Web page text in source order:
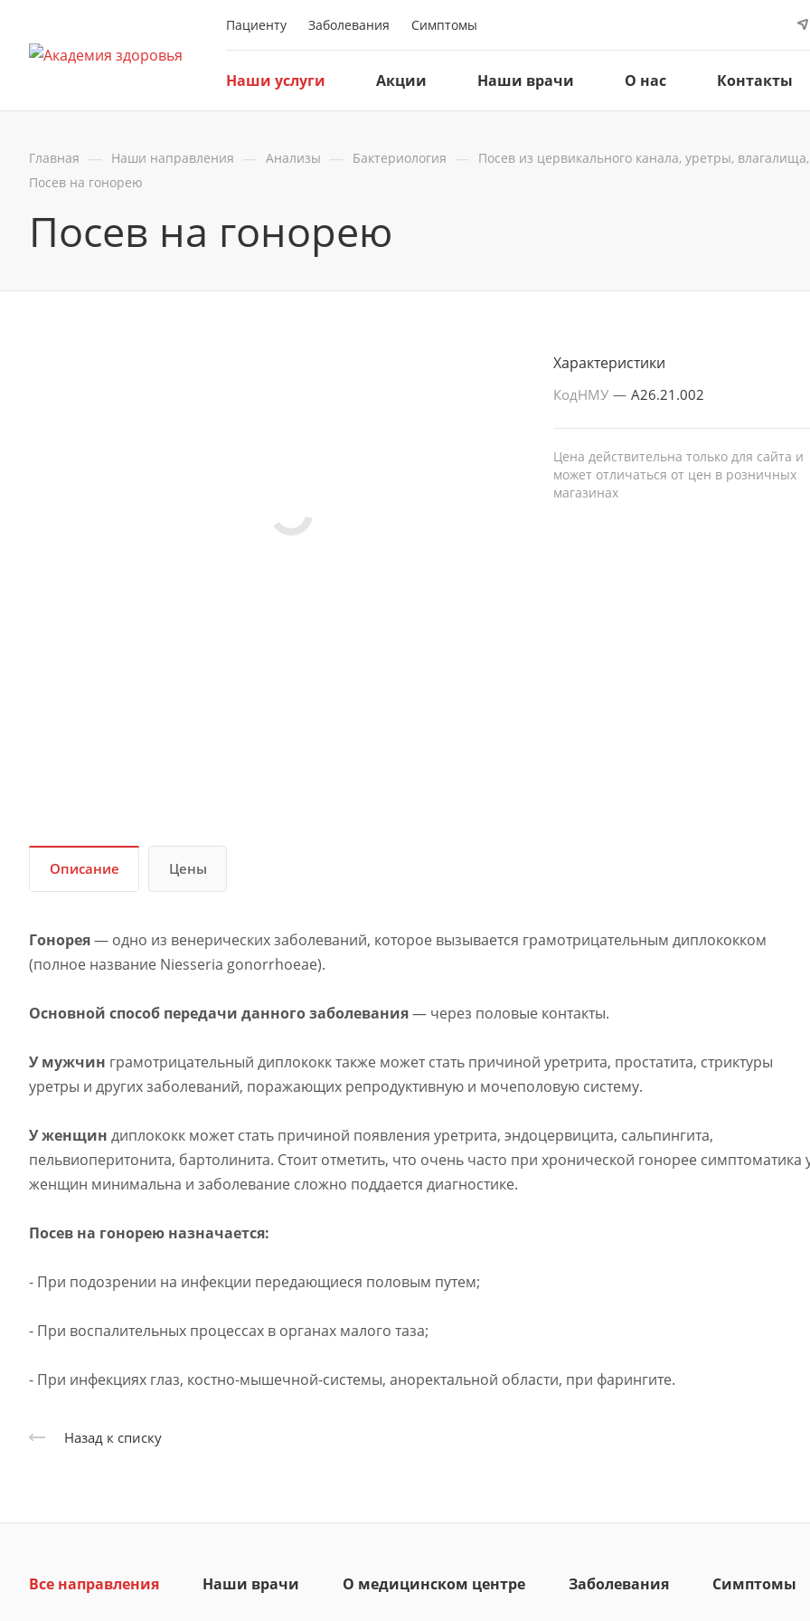
Пациенту Заболевания Симптомы
Наши услуги Акции Наши врачи О нас Контакты
Главная — Наши направления — Анализы — Бактериология —
Посев из цервикального канала, уретры,
Посев на гонорею
Посев на гонорею
Характеристики
КодНМУ — A26.21.002
Цена действительна только для сайта и
может отличаться от цен в розничных
магазинах
Описание Цены
Гонорея— одно из венерических заболеваний, которое вызывается грамотрицательным диплококком
(полное название Niesseria gonorrhoeae).
Основной способ передачи данного заболевания— через половые контакты.
У мужчин грамотрицательный диплококк также может стать причиной уретрита, простатита, стриктуры
уретры и других заболеваний, поражающих репродуктивную и мочеполовую систему.
У женщин диплококк может стать причиной появления уретрита, эндоцервицита, сальпингита,
пельвиоперитонита, бартолинита. Стоит отметить, что очень часто при хронической гонорее симптоматика
женщин минимальна и заболевание сложно поддается диагностике.
Посев на гонорею назначается:
- При подозрении на инфекции передающиеся половым путем;
- При воспалительных процессах в органах малого таза;
- При инфекциях глаз, костно-мышечной-системы, аноректальной области, при фарингите.
Назад к списку
Все направления Наши врачи О медицинском центре Заболевания Симптомы